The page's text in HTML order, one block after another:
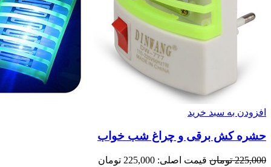
افزودن به سبد خرید
حشره کش برقی و چراغ شب خواب
225,000 تومان
قیمت اصلی: 225,000 تومان